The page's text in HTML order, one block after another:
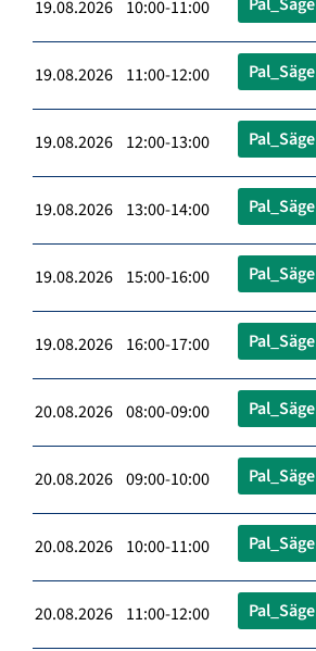
19.08.2026 10:00-11:00
19.08.2026 11:00-12:00 Pal_Säge
19.08.2026 12:00-13:00 Pal_Säge
19.08.2026 13:00-14:00 Pal_Säge
19.08.2026 15:00-16:00 Pal_Säge
19.08.2026 16:00-17:00 Pal_Säge
20.08.2026 08:00-09:00 Pal_Säge
20.08.2026 09:00-10:00 Pal_Säge
20.08.2026 10:00-11:00 Pal_Säge
20.08.2026 11:00-12:00 Pal_Säge